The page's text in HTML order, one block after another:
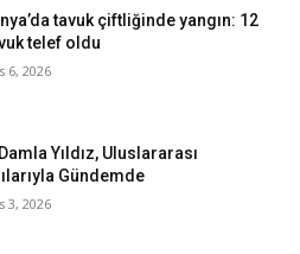
tavuk çiftliğinde yangın: 12
telef oldu
6, 2026
Yıldız, Uluslararası
Gündemde
3, 2026